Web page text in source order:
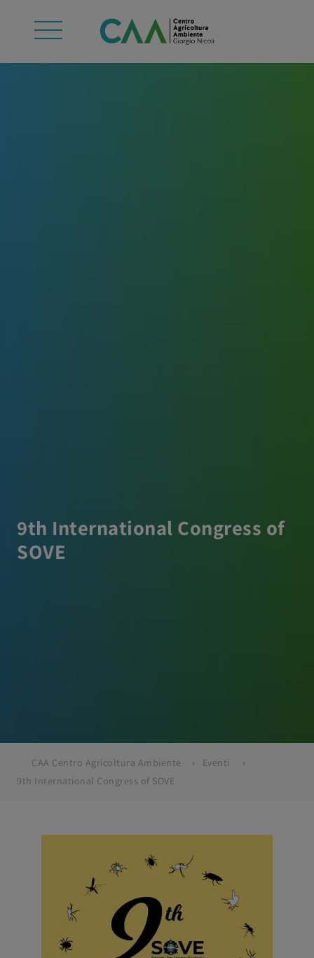
9th International Congress of
SOVE
CAA Centro Agricoltura Ambiente
Eventi
9th International Congress of SOVE